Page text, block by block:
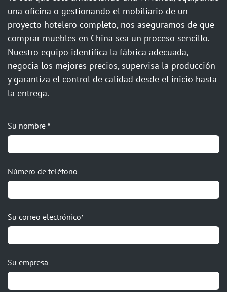
una oficina o gestionando el mobiliario de un
proyecto hotelero completo, nos aseguramos de que
comprar muebles en China sea un proceso sencillo.
Nuestro equipo identifica la fábrica adecuada,
negocia los mejores precios, supervisa la producción
y garantiza el control de calidad desde el inicio hasta
la entrega.
Su nombre *
Número de teléfono
Su correo electrónico*
Su empresa